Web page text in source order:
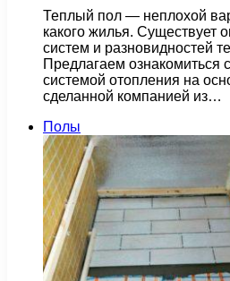
Теплый пол — неплохой
какого жилья. Существует
систем и разновидностей
Предлагаем ознакомиться
системой отопления на
сделанной компанией из…
Полы